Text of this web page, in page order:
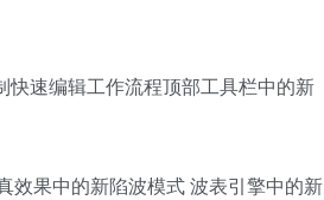
速编辑工作流程顶部工具栏中的新
效果中的新陷波模式 波表引擎中的新